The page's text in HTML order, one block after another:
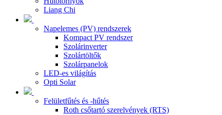
Liang Chi
Napelemes (PV) rendszerek
Kompact PV rendszer
Szolárinverter
Szolártöltők
Szolárpanelok
LED-es világítás
Opti Solar
Felületfűtés és -hűtés
Roth csőtartó szerelvények (RTS)